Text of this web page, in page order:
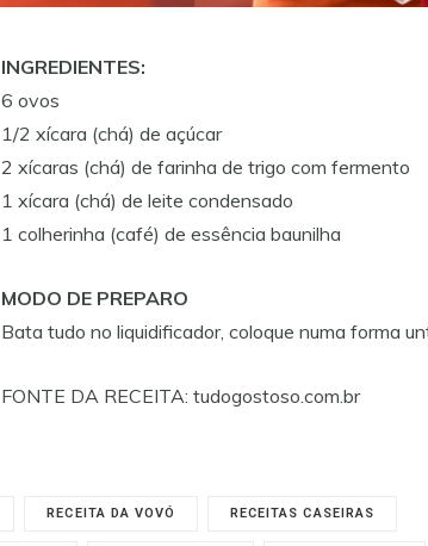
INGREDIENTES:
6 ovos
1/2 xícara (chá) de açúcar
2 xícaras (chá) de farinha de trigo com fermento
1 xícara (chá) de leite condensado
1 colherinha (café) de essência baunilha
MODO DE PREPARO
Bata tudo no liquidificador, coloque numa forma
FONTE DA RECEITA: tudogostoso.com.br
RECEITA DA VOVÓ RECEITAS CASEIRAS